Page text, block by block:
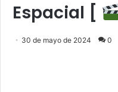
Espacial [
30 de mayo de 2024 0